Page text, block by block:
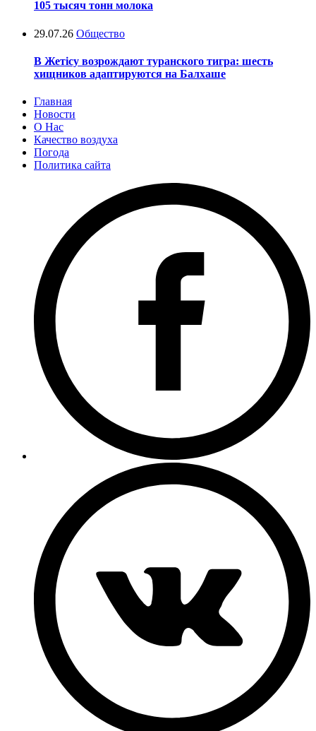
105 тысяч тонн молока
29.07.26 Общество
В Жетісу возрождают туранского тигра: шесть
хищников адаптируются на Балхаше
Главная
Новости
О Нас
Качество воздуха
Погода
Политика сайта